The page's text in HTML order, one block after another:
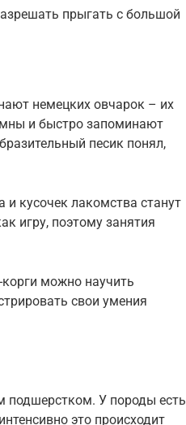
прыгать с большой
немецких овчарок – их
и быстро запоминают
песик понял,
кусочек лакомства станут
игру, поэтому занятия
можно научить
свои умения
подшерстком. У породы есть
это происходит